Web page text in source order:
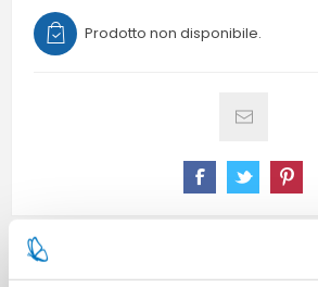
Prodotto non disponibile.